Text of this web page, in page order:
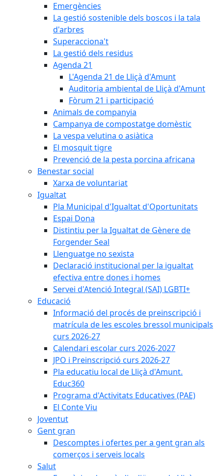
Emergències
La gestió sostenible dels boscos i la tala
d'arbres
Superacciona't
La gestió dels residus
Agenda 21
L'Agenda 21 de Lliçà d'Amunt
Auditoria ambiental de Lliçà d'Amunt
Fòrum 21 i participació
Animals de companyia
Campanya de compostatge domèstic
La vespa velutina o asiàtica
El mosquit tigre
Prevenció de la pesta porcina africana
Benestar social
Xarxa de voluntariat
Igualtat
Pla Municipal d'Igualtat d'Oportunitats
Espai Dona
Distintiu per la Igualtat de Gènere de
Forgender Seal
Llenguatge no sexista
Declaració institucional per la igualtat
efectiva entre dones i homes
Servei d'Atenció Integral (SAI) LGBTI+
Educació
Informació del procés de preinscripció i
matrícula de les escoles bressol municipals
curs 2026-27
Calendari escolar curs 2026-2027
JPO i Preinscripció curs 2026-27
Pla educatiu local de Lliçà d'Amunt.
Educ360
Programa d'Activitats Educatives (PAE)
El Conte Viu
Joventut
Gent gran
Descomptes i ofertes per a gent gran als
comerços i serveis locals
Salut